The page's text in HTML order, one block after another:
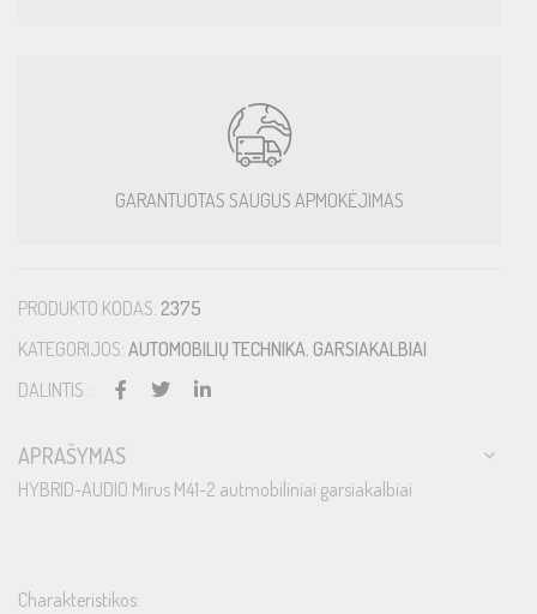
GARANTUOTAS SAUGUS APMOKĖJIMAS
PRODUKTO KODAS: 2375
KATEGORIJOS: AUTOMOBILIŲ TECHNIKA, GARSIAKALBIAI
DALINTIS :
APRAŠYMAS
HYBRID-AUDIO Mirus M41-2 autmobiliniai garsiakalbiai
Charakteristikos: